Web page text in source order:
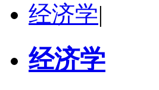
经济学|
经济学